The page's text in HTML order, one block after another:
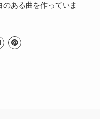
のある曲を作っていま